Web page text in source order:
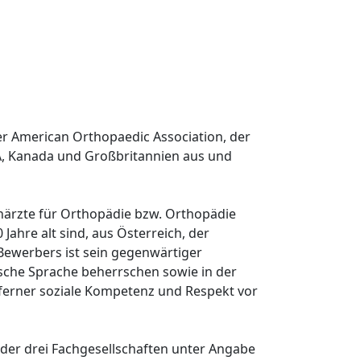
American Orthopaedic Association, der
Kanada und Großbritannien aus und
für Orthopädie bzw. Orthopädie
alt sind, aus Österreich, der
ist sein gegenwärtiger
Sprache beherrschen sowie in der
soziale Kompetenz und Respekt vor
drei Fachgesellschaften unter Angabe